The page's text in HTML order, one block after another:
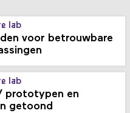
lab
voor betrouwbare
lab
prototypen en
getoond